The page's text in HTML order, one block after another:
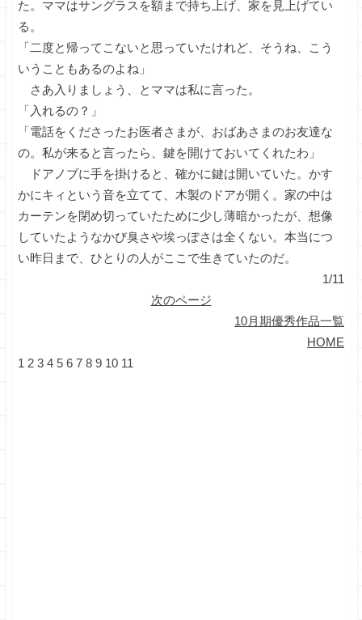
た。ママはサングラスを額まで持ち上げ、家を見上げてい
る。
「二度と帰ってこないと思っていたけれど、そうね、こう
いうこともあるのよね」
さあ入りましょう、とママは私に言った。
「入れるの？」
「電話をくださったお医者さまが、おばあさまのお友達な
の。私が来ると言ったら、鍵を開けておいてくれたわ」
ドアノブに手を掛けると、確かに鍵は開いていた。かす
かにキィという音を立てて、木製のドアが開く。家の中は
カーテンを閉め切っていたために少し薄暗かったが、想像
していたようなかび臭さや埃っぽさは全くない。本当につ
い昨日まで、ひとりの人がここで生きていたのだ。
1/11
次のページ
10月期優秀作品一覧
HOME
1 2 3 4 5 6 7 8 9 10 11